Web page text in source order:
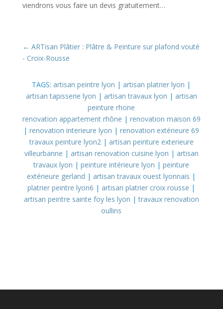
viendrons vous faire un devis gratuitement…
← ARTisan Plâtier : Plâtre & Peinture sur plafond vouté
- Croix-Rousse
TAGS: artisan peintre lyon | artisan platrier lyon |
artisan tapisserie lyon | artisan travaux lyon | artisan
peinture rhone
renovation appartement rhône | renovation maison 69
|renovation interieure lyon |renovation extérieure 69
travaux peinture lyon2| artisan peinture exterieure
villeurbanne | artisan renovation cuisine lyon | artisan
travaux lyon |peinture intérieure lyon |peinture
extérieure gerland | artisan travaux ouest lyonnais |
platrier peintre lyon6 | artisan platrier croix rousse |
artisan peintre sainte foy les lyon |travaux renovation
oullins